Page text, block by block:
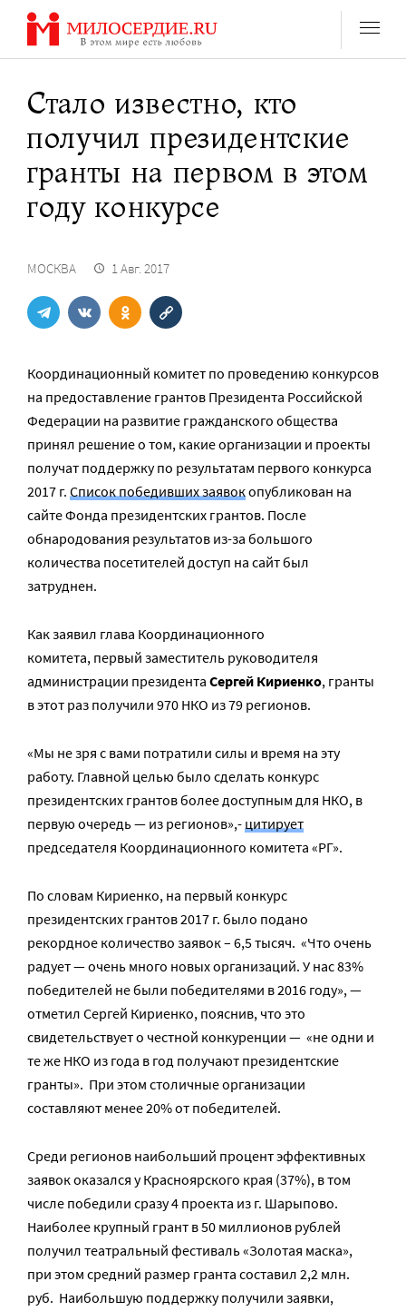
Перейти
содержанию
Стало известно, кто
получил президентские
гранты на первом в этом
году конкурсе
МОСКВА 1 Авг. 2017
Координационный комитет по проведению конкурсов
на предоставление грантов Президента Российской
Федерации на развитие гражданского общества
принял решение о том, какие организации и проекты
получат поддержку по результатам первого конкурса
2017 г. Список победивших заявокопубликован на
сайте Фонда президентских грантов. После
обнародования результатов из-за большого
количества посетителей доступ на сайт был
затруднен.
Как заявил глава Координационного
комитета, первый заместитель руководителя
администрации президента Сергей Кириенко, гранты
в этот раз получили 970 НКО из 79 регионов.
«Мы не зря с вами потратили силы и время на эту
работу. Главной целью было сделать конкурс
президентских грантов более доступным для НКО, в
первую очередь — из регионов»,-цитирует
председателя Координационного комитета «РГ».
По словам Кириенко, на первый конкурс
президентских грантов 2017 г. было подано
рекордное количество заявок – 6,5 тысяч. «Что очень
радует — очень много новых организаций. У нас 83%
победителей не были победителями в 2016 году», —
отметил Сергей Кириенко, пояснив, что это
свидетельствует о честной конкуренции — «не одни и
те же НКО из года в год получают президентские
гранты». При этом столичные организации
составляют менее 20% от победителей.
Среди регионов наибольший процент эффективных
заявок оказался у Красноярского края (37%), в том
числе победили сразу 4 проекта из г. Шарыпово.
Наиболее крупный грант в 50 миллионов рублей
получил театральный фестиваль «Золотая маска»,
при этом средний размер гранта составил 2,2 млн.
руб. Наибольшую поддержку получили заявки,